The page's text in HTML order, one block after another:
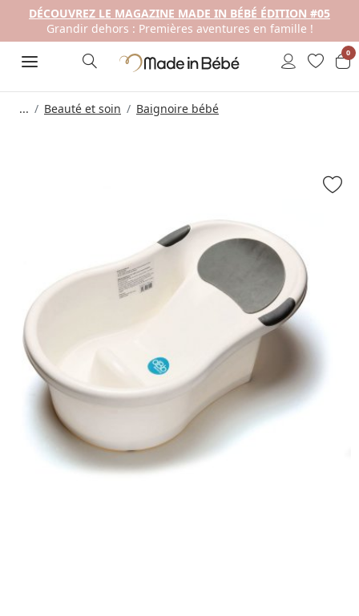
DÉCOUVREZ LE MAGAZINE MADE IN BÉBÉ ÉDITION #05
Grandir dehors : Premières aventures en famille !
0
... Beauté et soin Baignoire bébé